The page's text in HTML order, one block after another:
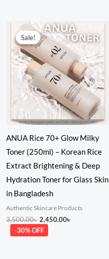
Sale!
Sale!
ANUA Rice 70+ Glow Milky
Toner (250ml) – Korean Rice
Extract Brightening & Deep
Hydration Toner for Glass Skin
in Bangladesh
Authentic Skincare Products
3,500.00৳
Original
price
was:
3,500.00৳ .
2,450.00৳
Current
price
is:
2,450.00৳ .
-30% OFF